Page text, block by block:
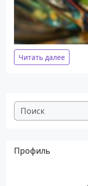
Читать далее
Профиль